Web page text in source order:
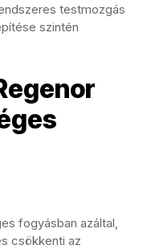
testmozgás
szintén
fogyásban azáltal,
csökkenti az